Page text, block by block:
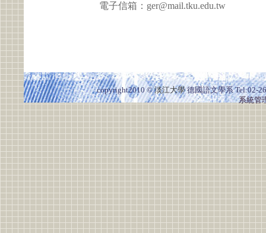
電子信箱：ger@mail.tku.edu.tw
copyright2010 ©淡江大學 德國語文學系 Tel:02-
系統管